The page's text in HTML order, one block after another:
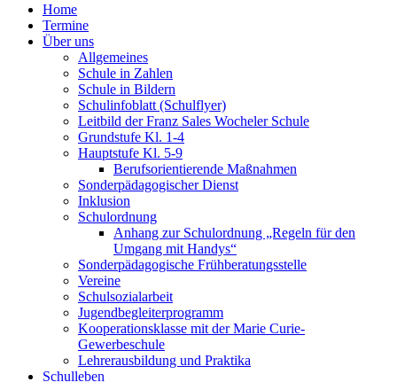
Home
Termine
Über uns
Allgemeines
Schule in Zahlen
Schule in Bildern
Schulinfoblatt (Schulflyer)
Leitbild der Franz Sales Wocheler Schule
Grundstufe Kl. 1-4
Hauptstufe Kl. 5-9
Berufsorientierende Maßnahmen
Sonderpädagogischer Dienst
Inklusion
Schulordnung
Anhang zur Schulordnung „Regeln für den
Umgang mit Handys“
Sonderpädagogische Frühberatungsstelle
Vereine
Schulsozialarbeit
Jugendbegleiterprogramm
Kooperationsklasse mit der Marie Curie-
Gewerbeschule
Lehrerausbildung und Praktika
Schulleben